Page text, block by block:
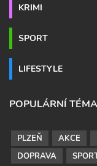
KRIMI
SPORT
LIFESTYLE
POPULÁRNÍ
PLZEŇ AKCE
DOPRAVA